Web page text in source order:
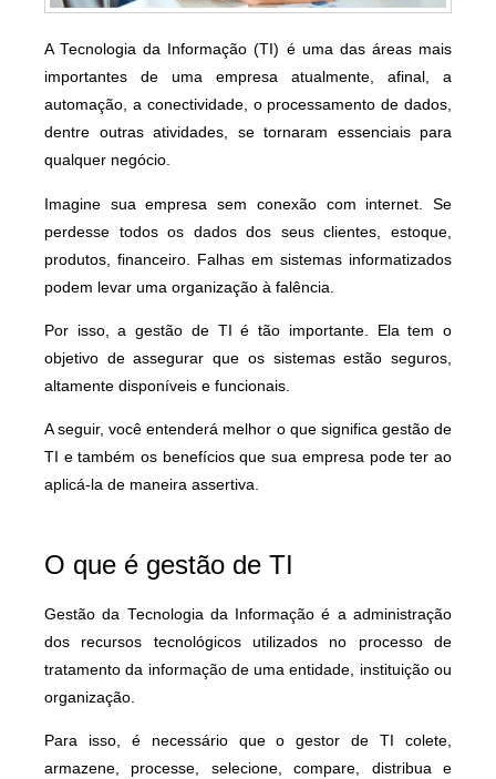
A Tecnologia da Informação (TI) é uma das áreas mais
importantes de uma empresa atualmente, afinal, a
automação, a conectividade, o processamento de dados,
dentre outras atividades, se tornaram essenciais para
qualquer negócio.
Imagine sua empresa sem conexão com internet. Se
perdesse todos os dados dos seus clientes, estoque,
produtos, financeiro. Falhas em sistemas informatizados
podem levar uma organização à falência.
Por isso, a gestão de TI é tão importante. Ela tem o
objetivo de assegurar que os sistemas estão seguros,
altamente disponíveis e funcionais.
A seguir, você entenderá melhor o que significa gestão de
TI e também os benefícios que sua empresa pode ter ao
aplicá-la de maneira assertiva.
O que é gestão de TI
Gestão da Tecnologia da Informação é a administração
dos recursos tecnológicos utilizados no processo de
tratamento da informação de uma entidade, instituição ou
organização.
Para isso, é necessário que o gestor de TI colete,
armazene, processe, selecione, compare, distribua e